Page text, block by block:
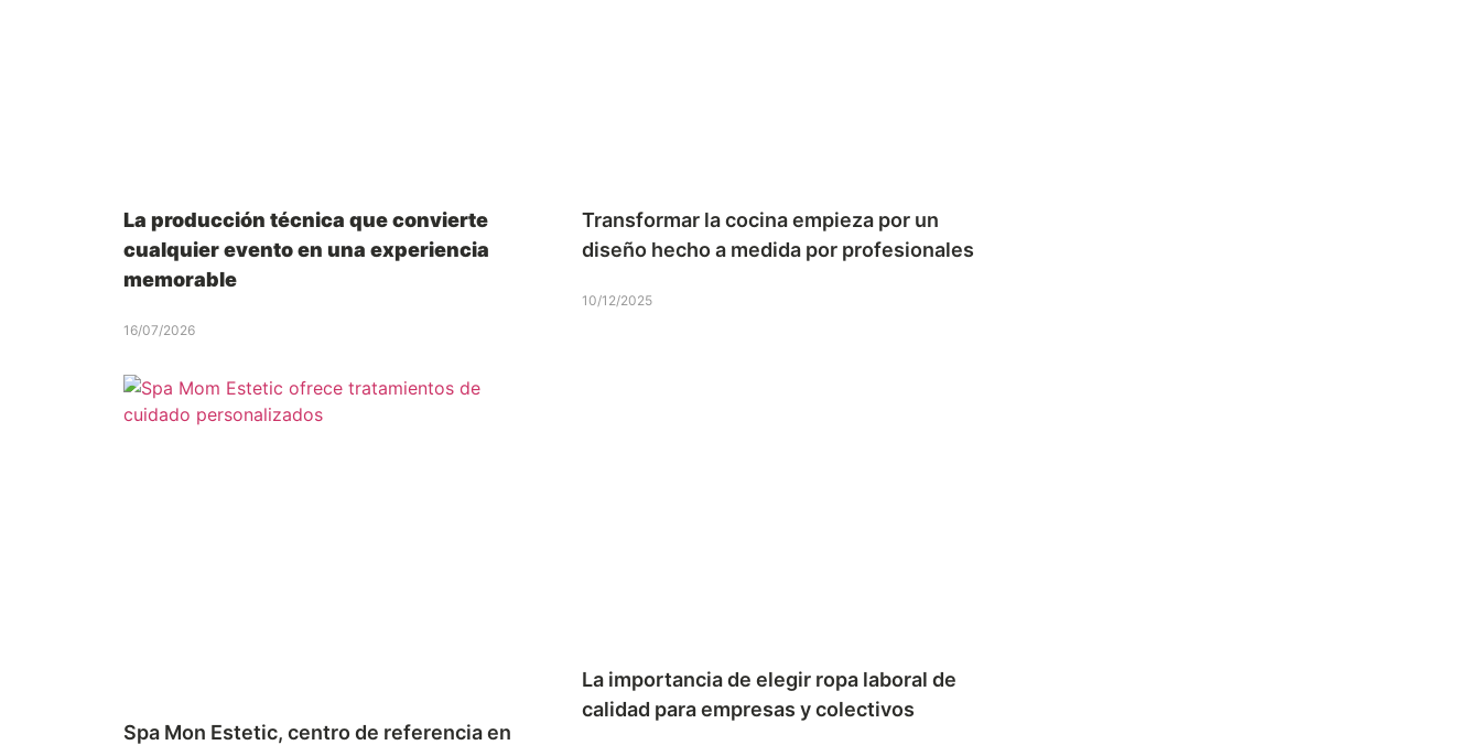
La producción técnica que convierte
cualquier evento en una experiencia
memorable
16/07/2026
Transformar la cocina empieza por un
diseño hecho a medida por profesionales
10/12/2025
Spa Mon Estetic, centro de referencia en
La importancia de elegir ropa laboral de
calidad para empresas y colectivos